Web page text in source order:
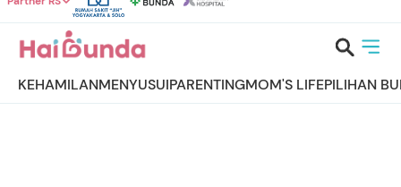
KEHAMILANMENYUSUIPARENTINGMOM'S LIFEPILIHAN